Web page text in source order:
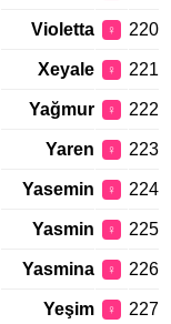
220
♀
Violetta
221
♀
Xeyale
222
♀
Yağmur
223
♀
Yaren
224
♀
Yasemin
225
♀
Yasmin
226
♀
Yasmina
227
♀
Yeşim